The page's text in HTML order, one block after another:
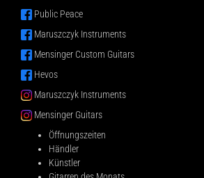
Public Peace
Maruszczyk Instruments
Mensinger Custom Guitars
Hevos
Maruszczyk Instruments
Mensinger Guitars
Öffnungszeiten
Händler
Künstler